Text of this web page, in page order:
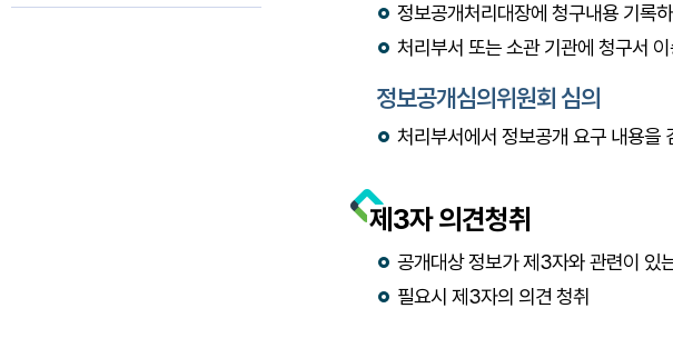
정보공개처리대장에 청구내용 기록
처리부서 또는 소관 기관에 청구서
정보공개심의위원회 심의
처리부서에서 정보공개 요구 내용을
제3자 의견청취
공개대상 정보가 제3자와 관련이 있
필요시 제3자의 의견 청취